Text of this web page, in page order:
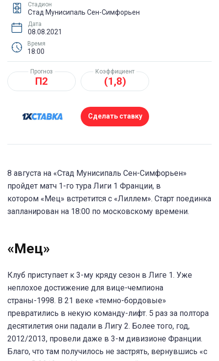
Стадион
Стад Мунисипаль Сен-Симфорьен
Дата
08.08.2021
Время
18:00
Прогноз
П2
Коэффициент
(1,8)
Сделать ставку
8 августа на «Стад Мунисипаль Сен-Симфорьен»
пройдет матч 1-го тура Лиги 1 Франции, в
котором «Мец» встретится с «Лиллем». Старт поединка
запланирован на 18:00 по московскому времени.
«Мец»
Клуб приступает к 3-му кряду сезон в Лиге 1. Уже
неплохое достижение для вице-чемпиона
страны-1998. В 21 веке «темно-бордовые»
превратились в некую команду-лифт. 5 раз за полтора
десятилетия они падали в Лигу 2. Более того, год,
2012/2013, провели даже в 3-м дивизионе Франции.
Благо, что там получилось не застрять, вернувшись «с